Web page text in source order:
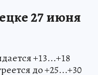
27 июня
+13...+18
до +25...+30